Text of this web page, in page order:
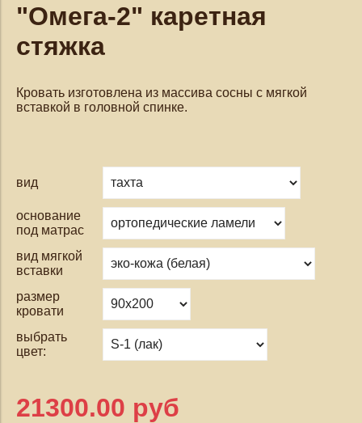
"Омега-2" каретная
стяжка
Кровать изготовлена из массива сосны с мягкой
вставкой в головной спинке.
вид
основание
под матрас
вид мягкой
вставки
размер
кровати
выбрать
цвет:
21300.00 руб